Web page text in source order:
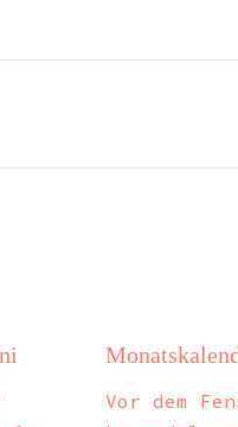
Vor dem